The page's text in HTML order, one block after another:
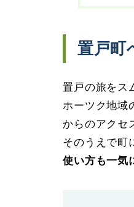
置戸町
置戸の旅をス
ホーツク地域
からのアクセ
そのうえで町
使い方も一気